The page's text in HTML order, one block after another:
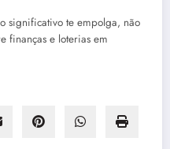
significativo te empolga, não
finanças e loterias em